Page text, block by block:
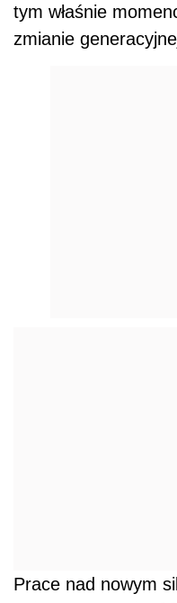
tym właśnie
zmianie
Prace nad nowym